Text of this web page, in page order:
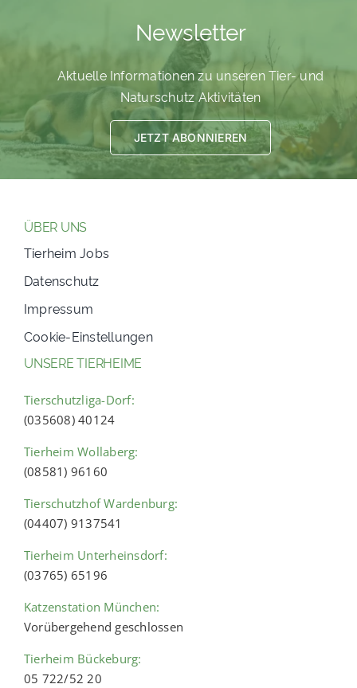
Newsletter
Aktuelle Informationen zu unseren Tier- und
Naturschutz Aktivitäten
JETZT ABONNIEREN
ÜBER UNS
Tierheim Jobs
Datenschutz
Impressum
Cookie-Einstellungen
UNSERE TIERHEIME
Tierschutzliga-Dorf:
(035608) 40124
Tierheim Wollaberg:
(08581) 96160
Tierschutzhof Wardenburg:
(04407) 9137541
Tierheim Unterheinsdorf:
(03765) 65196
Katzenstation München:
Vorübergehend geschlossen
Tierheim Bückeburg:
05 722/52 20